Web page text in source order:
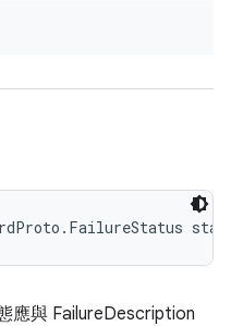
應與 FailureDescription